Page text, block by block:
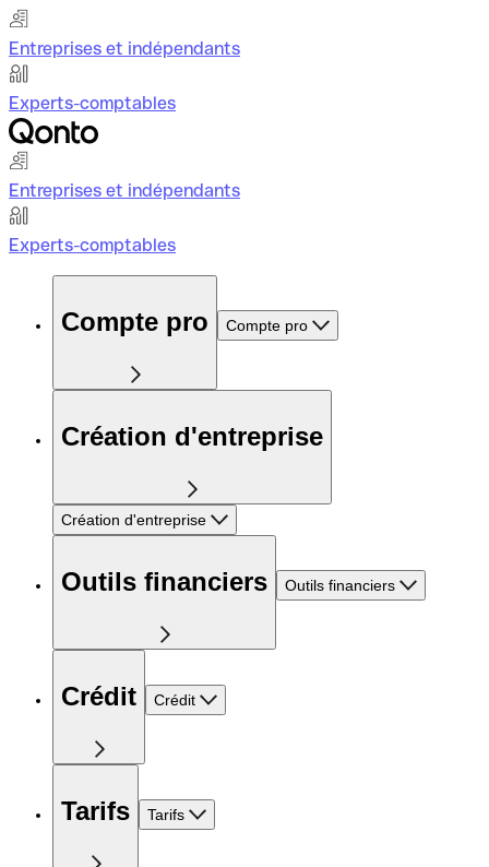
Entreprises et indépendants
Experts-comptables
Entreprises et indépendants
Experts-comptables
Compte pro Compte pro
Création d'entreprise
Création d'entreprise
Outils financiers Outils financiers
Crédit Crédit
Tarifs Tarifs